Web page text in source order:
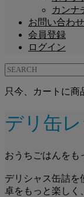
カンナ
お問い合わせ
会員登録
ログイン
只今、カートに商
デリ缶
おうちごはんをも
デリシャス缶詰を
卓をもっと楽しく